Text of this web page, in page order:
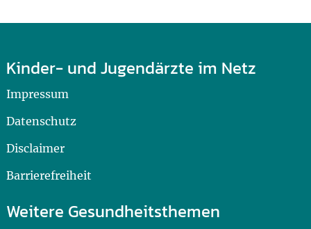
Kinder- und Jugendärzte im Netz
Impressum
Datenschutz
Disclaimer
Barrierefreiheit
Weitere Gesundheitsthemen